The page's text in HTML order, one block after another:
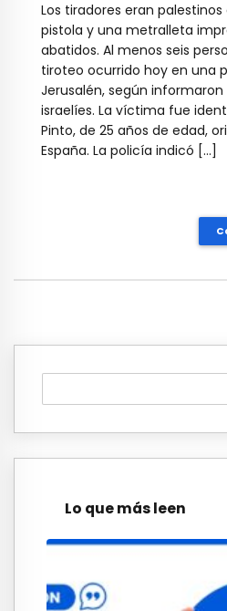
Los tiradores eran
pistola y una metralleta
abatidos. Al menos seis
tiroteo ocurrido hoy en una
Jerusalén, según
israelíes. La víctima fue
Pinto, de 25 años de edad,
España. La policía indicó […]
Lo que más leen